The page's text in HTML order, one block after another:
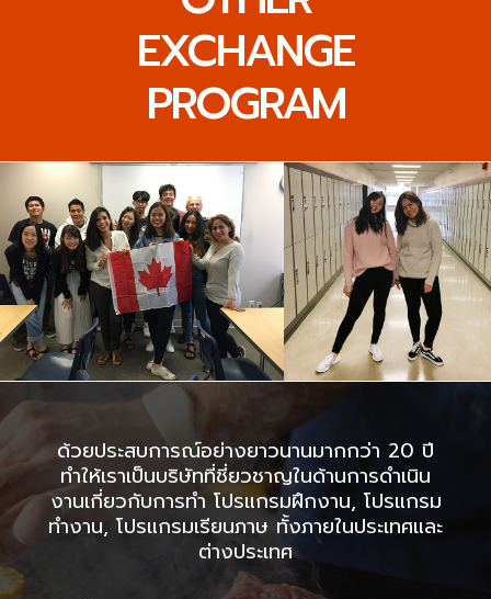
EXCHANGE
PROGRAM
ด้วยประสบการณ์อย่างยาวนานมากกว่า 20 ปี
ทำให้เราเป็นบริษัทที่ชี่ยวชาญในด้านการดำเนิน
งานเกี่ยวกับการทำ โปรแกรมฝึกงาน, โปรแกรม
ทำงาน, โปรแกรมเรียนภาษ ทั้งภายในประเทศและ
ต่างประเทศ